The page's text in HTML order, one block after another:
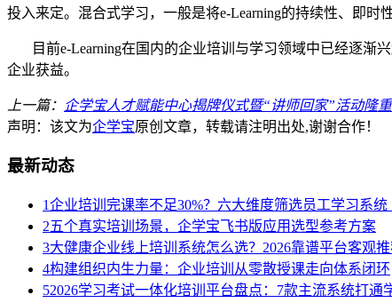
投入来定。混合式学习， 一般是将e-Learning的持续性、即时
目前e-Learning在 国内的企业培训与学习领域中已经逐渐兴
企业获益。
上一篇： 企学宝人才赋能中心揭牌仪式暨“讲师回家”活动隆重
声明：该文为企学宝原创文章，转载请注明出处,谢谢合作！
最新动态
1企业培训完课率不足30%？六大维度筛选员工学习系统
2五个真实培训场景，企学宝飞书版应用选型参考方案
3大健康企业线上培训系统怎么选？2026靠谱平台客观
4构建组织内生力量：企业培训从零散授课走向体系闭环
52026学习考试一体化培训平台盘点：7款主流系统打通